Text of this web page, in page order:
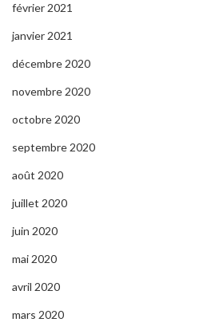
février 2021
janvier 2021
décembre 2020
novembre 2020
octobre 2020
septembre 2020
août 2020
juillet 2020
juin 2020
mai 2020
avril 2020
mars 2020